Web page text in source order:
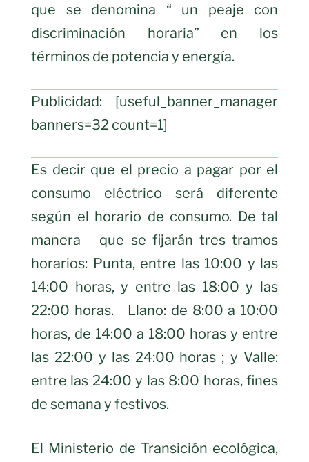
que se denomina “ un peaje con
discriminación horaria” en los
términos de potencia y energía.
Publicidad: [useful_banner_manager
banners=32 count=1]
Es decir que el precio a pagar por el
consumo eléctrico será diferente
según el horario de consumo. De tal
manera
que se fijarán tres tramos
horarios: Punta, entre las 10:00 y las
14:00 horas, y entre las 18:00 y las
22:00 horas.
Llano: de 8:00 a 10:00
horas, de 14:00 a 18:00 horas y entre
las 22:00 y las 24:00 horas ; y Valle:
entre las 24:00 y las 8:00 horas, fines
de semana y festivos.
El Ministerio de Transición ecológica,